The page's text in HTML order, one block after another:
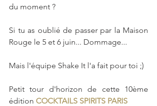
du moment ?
Si tu as oublié de passer par la Maison
Rouge le 5 et 6 juin... Dommage...
Mais l'équipe Shake It l'a fait pour toi ;)
Petit tour d'horizon de cette 10ème
édition COCKTAILS SPIRITS PARIS